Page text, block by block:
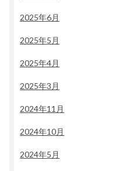
2025年6月
2025年5月
2025年4月
2025年3月
2024年11月
2024年10月
2024年5月